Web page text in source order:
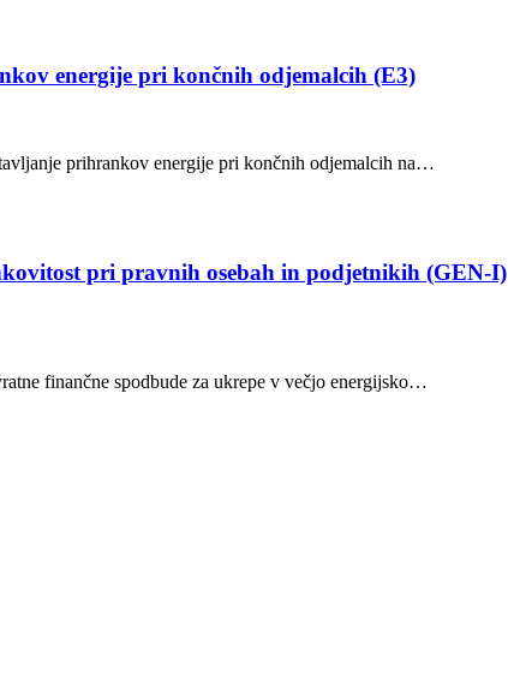
energije pri končnih odjemalcih (E3)
prihrankov energije pri končnih odjemalcih na…
pri pravnih osebah in podjetnikih (GEN-I)
finančne spodbude za ukrepe v večjo energijsko…